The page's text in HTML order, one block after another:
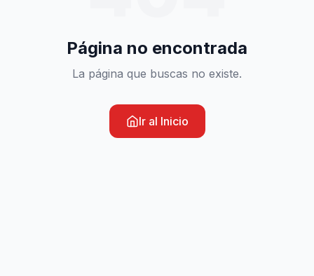
Página no encontrada
La página que buscas no existe.
Ir al Inicio